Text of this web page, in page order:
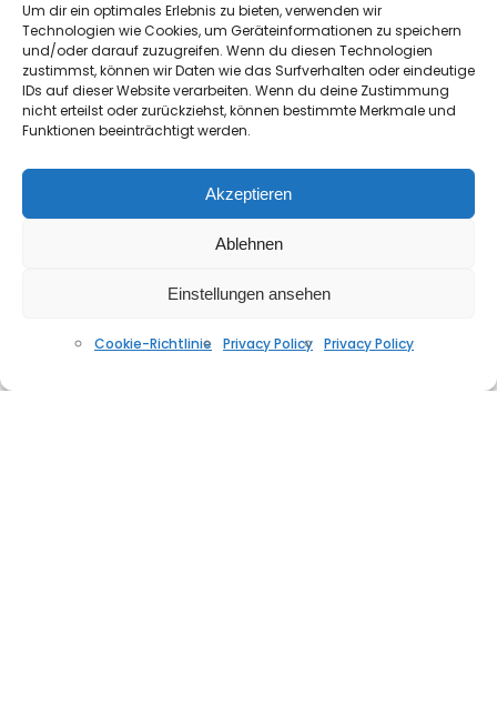
Um dir ein optimales Erlebnis zu bieten, verwenden wir
Technologien wie Cookies, um Geräteinformationen zu speichern
und/oder darauf zuzugreifen. Wenn du diesen Technologien
zustimmst, können wir Daten wie das Surfverhalten oder eindeutige
IDs auf dieser Website verarbeiten. Wenn du deine Zustimmung
nicht erteilst oder zurückziehst, können bestimmte Merkmale und
Funktionen beeinträchtigt werden.
Akzeptieren
Ablehnen
Einstellungen ansehen
Cookie-Richtlinie Privacy Policy Privacy Policy
Alice – una notte speciale (beatheaven Disco